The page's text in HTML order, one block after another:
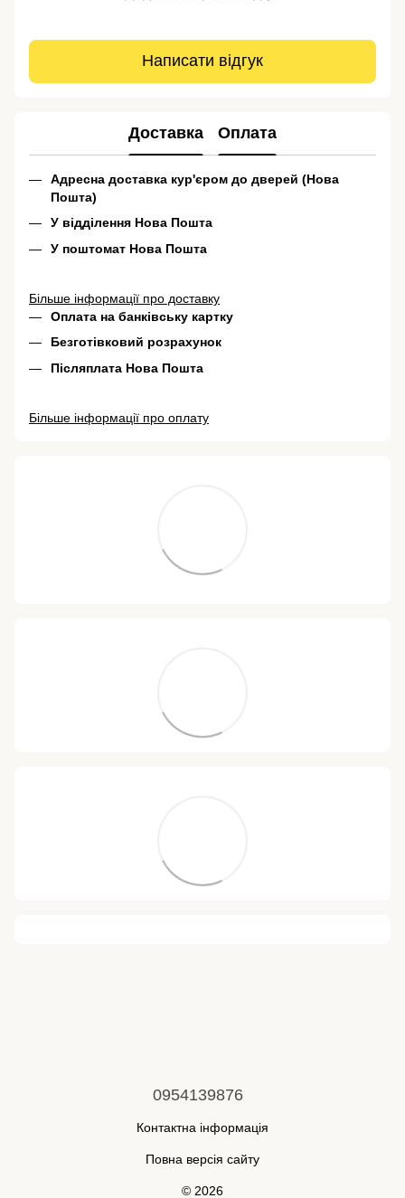
Написати відгук
Доставка Оплата
Адресна доставка кур'єром до дверей (Нова
Пошта)
У відділення Нова Пошта
У поштомат Нова Пошта
Більше інформації про доставку
Оплата на банківську картку
Безготівковий розрахунок
Післяплата Нова Пошта
Більше інформації про оплату
0954139876
Контактна інформація
Повна версія сайту
© 2026